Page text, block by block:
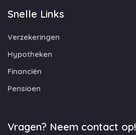
Snelle Links
Verzekeringen
Hypotheken
Financiën
Pensioen
Vragen? Neem contact op!